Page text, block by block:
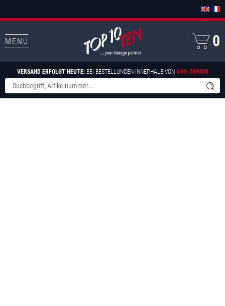
MENU
VERSAND ERFOLGT HEUTE:BEI BESTELLUNGEN INNERHALB VON 04H 56MIN
0